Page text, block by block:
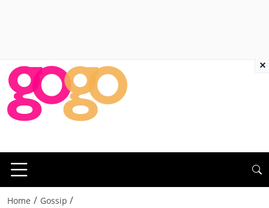
Home / Gossip /
×